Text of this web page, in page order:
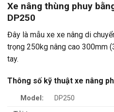
Xe nâng thùng phuy
DP250
Đây là mẫu xe xe nâng di
trọng 250kg nâng cao 300mm
tay.
Thông số kỹ thuật xe nâng
Model:
DP250